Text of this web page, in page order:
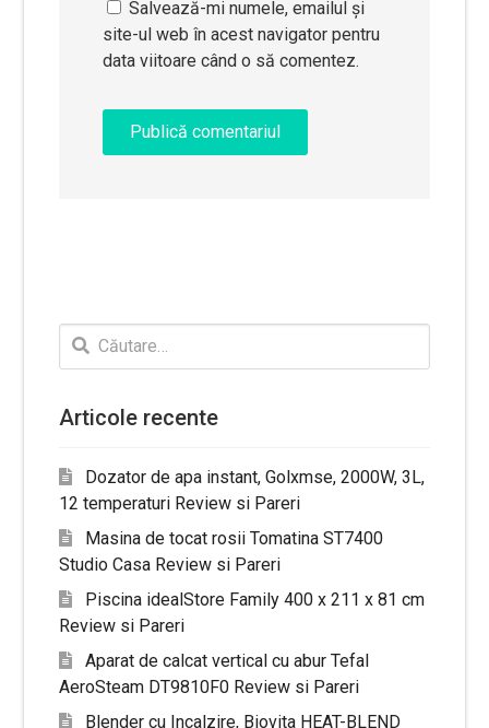
Salvează-mi numele, emailul și
site-ul web în acest navigator pentru
data viitoare când o să comentez.
Caută
după:
Articole recente
Dozator de apa instant, Golxmse, 2000W, 3L,
12 temperaturi Review si Pareri
Masina de tocat rosii Tomatina ST7400
Studio Casa Review si Pareri
Piscina idealStore Family 400 x 211 x 81 cm
Review si Pareri
Aparat de calcat vertical cu abur Tefal
AeroSteam DT9810F0 Review si Pareri
Blender cu Incalzire, Biovita HEAT-BLEND